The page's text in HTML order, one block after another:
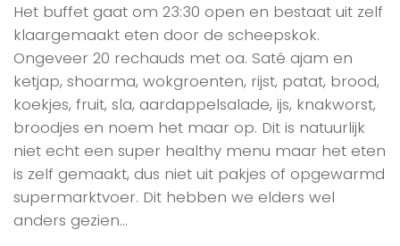
Het buffet gaat om 23:30 open en bestaat uit zelf
klaargemaakt eten door de scheepskok.
Ongeveer 20 rechauds met oa. Saté ajam en
ketjap, shoarma, wokgroenten, rijst, patat, brood,
koekjes, fruit, sla, aardappelsalade, ijs, knakworst,
broodjes en noem het maar op. Dit is natuurlijk
niet echt een super healthy menu maar het eten
is zelf gemaakt, dus niet uit pakjes of opgewarmd
supermarktvoer. Dit hebben we elders wel
anders gezien…